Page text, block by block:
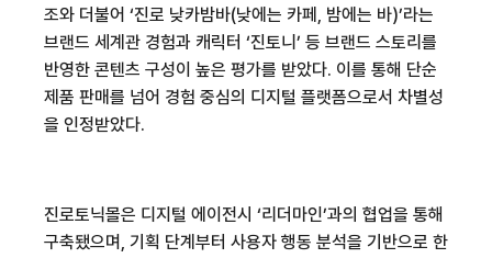
조와 더불어 ‘진로 낮카밤바(낮에는 카페, 밤에는 바)’라는
브랜드 세계관 경험과 캐릭터 ‘진토니’ 등 브랜드 스토리를
반영한 콘텐츠 구성이 높은 평가를 받았다. 이를 통해 단순
제품 판매를 넘어 경험 중심의 디지털 플랫폼으로서 차별성
을 인정받았다.
진로토닉몰은 디지털 에이전시 ‘리더마인’과의 협업을 통해
구축됐으며, 기획 단계부터 사용자 행동 분석을 기반으로 한